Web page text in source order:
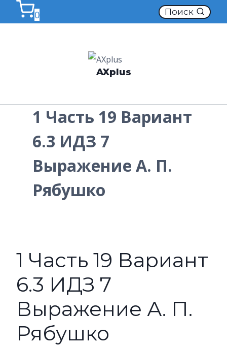
Перейти
к
0 Поиск
AXplus
1 Часть 19 Вариант
6.3 ИДЗ 7
Выражение А. П.
Рябушко
1 Часть 19 Вариант
6.3 ИДЗ 7
Выражение А. П.
Рябушко